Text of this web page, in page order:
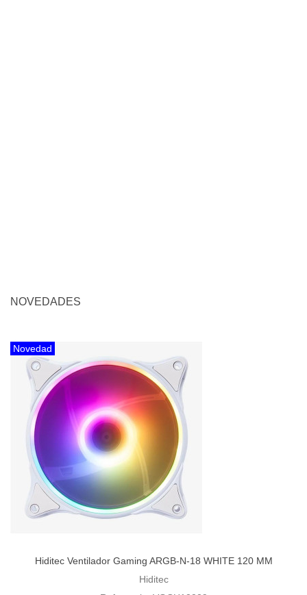
NOVEDADES
Novedad
Hiditec Ventilador Gaming ARGB-N-18 WHITE 120 MM
Hiditec